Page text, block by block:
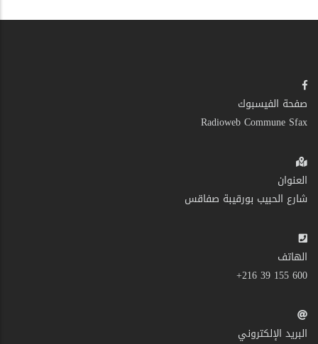
صفحة الفيسبوك
Radioweb Commune Sfax
العنوان
شارع الحبيب بورقيبة صفاقس
الهاتف
600 155 39 216+
البريد الإلكتروني